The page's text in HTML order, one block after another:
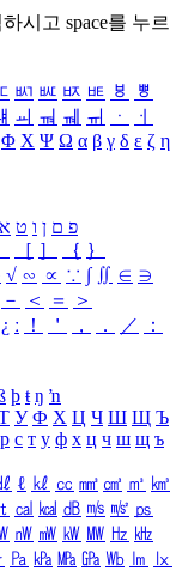
시고 space를 누르
ㅴ ㅵ ㅶ ㅷ ㅸ
ㅹ
ㆉ ㆊ ㆋ ㆌ ㆍ
ㆎ
Φ Χ Ψ Ω α β γ δ ε ζ η
פ ם ן ו ט א
［ ］ ｛ ｝
√ ∽ ∝ ∵ ∫ ∬ ∈ ∋
－ ＜ ＝
＞
¿ ː ！ ＇ ， ． ／
：
þ ŧ ŋ ŉ
У Ф Х Ц Ч Ш Щ Ъ
р с т у ф х ц ч ш щ ъ
ℓ ㎘ ㏄ ㎣ ㎤ ㎥ ㎦
㎈ ㎉ ㏈ ㎧ ㎨ ㎰
㎻ ㎽ ㎾ ㎿ ㎐ ㎑
㎩ ㎪ ㎫ ㎬ ㏝ ㏐
㏓